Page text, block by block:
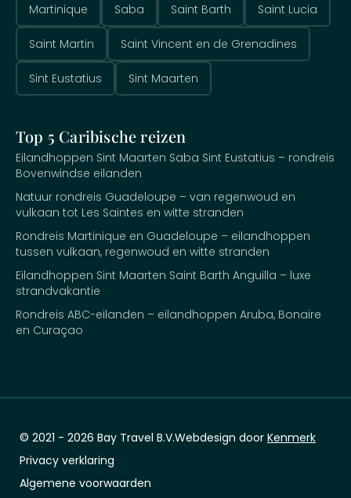
Martinique Saba Saint Barth Saint Lucia
Saint Martin Saint Vincent en de Grenadines
Sint Eustatius Sint Maarten
Top 5 Caribische reizen
Eilandhoppen Sint Maarten Saba Sint Eustatius – rondreis
Bovenwindse eilanden
Natuur rondreis Guadeloupe – van regenwoud en
vulkaan tot Les Saintes en witte stranden
Rondreis Martinique en Guadeloupe – eilandhoppen
tussen vulkaan, regenwoud en witte stranden
Eilandhoppen Sint Maarten Saint Barth Anguilla – luxe
strandvakantie
Rondreis ABC-eilanden – eilandhoppen Aruba, Bonaire
en Curaçao
© 2021 - 2026 Bay Travel B.V.
Privacy verklaring
Algemene voorwaarden
Webdesign door Kenmerk